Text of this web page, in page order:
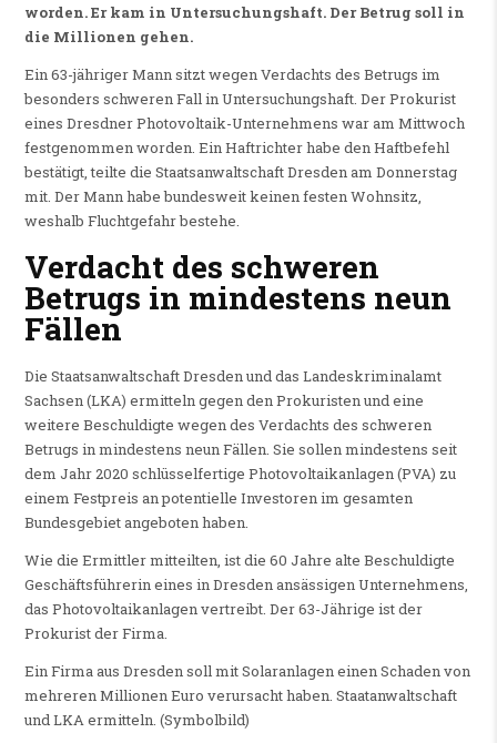
worden. Er kam in Untersuchungshaft. Der Betrug soll in
die Millionen gehen.
Ein 63-jähriger Mann sitzt wegen Verdachts des Betrugs im
besonders schweren Fall in Untersuchungshaft. Der Prokurist
eines Dresdner Photovoltaik-Unternehmens war am Mittwoch
festgenommen worden. Ein Haftrichter habe den Haftbefehl
bestätigt, teilte die Staatsanwaltschaft Dresden am Donnerstag
mit. Der Mann habe bundesweit keinen festen Wohnsitz,
weshalb Fluchtgefahr bestehe.
Verdacht des schweren
Betrugs in mindestens neun
Fällen
Die Staatsanwaltschaft Dresden und das Landeskriminalamt
Sachsen (LKA) ermitteln gegen den Prokuristen und eine
weitere Beschuldigte wegen des Verdachts des schweren
Betrugs in mindestens neun Fällen. Sie sollen mindestens seit
dem Jahr 2020 schlüsselfertige Photovoltaikanlagen (PVA) zu
einem Festpreis an potentielle Investoren im gesamten
Bundesgebiet angeboten haben.
Wie die Ermittler mitteilten, ist die 60 Jahre alte Beschuldigte
Geschäftsführerin eines in Dresden ansässigen Unternehmens,
das Photovoltaikanlagen vertreibt. Der 63-Jährige ist der
Prokurist der Firma.
Ein Firma aus Dresden soll mit Solaranlagen einen Schaden von
mehreren Millionen Euro verursacht haben. Staatanwaltschaft
und LKA ermitteln. (Symbolbild)